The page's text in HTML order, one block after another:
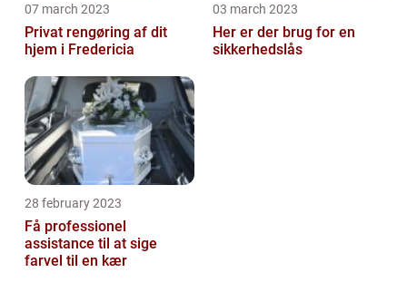
07 march 2023
Privat rengøring af dit
hjem i Fredericia
03 march 2023
Her er der brug for en
sikkerhedslås
28 february 2023
Få professionel
assistance til at sige
farvel til en kær